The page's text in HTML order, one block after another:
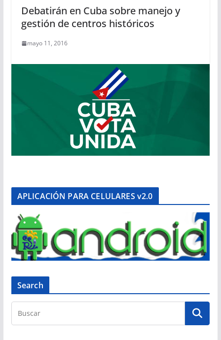
Debatirán en Cuba sobre manejo y
gestión de centros históricos
mayo 11, 2016
APLICACIÓN PARA CELULARES v2.0
Search